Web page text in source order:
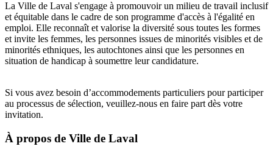
La Ville de Laval s'engage à promouvoir un milieu de travail inclusif
et équitable dans le cadre de son programme d'accès à l'égalité en
emploi. Elle reconnaît et valorise la diversité sous toutes les formes
et invite les femmes, les personnes issues de minorités visibles et de
minorités ethniques, les autochtones ainsi que les personnes en
situation de handicap à soumettre leur candidature.
Si vous avez besoin d’accommodements particuliers pour participer
au processus de sélection, veuillez-nous en faire part dès votre
invitation.
À propos de Ville de Laval